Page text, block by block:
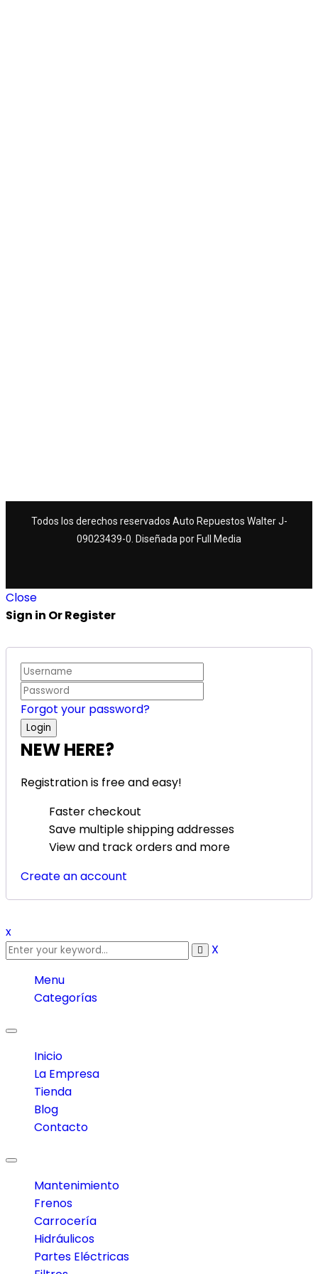
Todos los derechos reservados Auto Repuestos Walter J-
09023439-0. Diseñada por Full Media
Close
Sign in Or Register
Forgot your password?
NEW HERE?
Registration is free and easy!
Faster checkout
Save multiple shipping addresses
View and track orders and more
Create an account
x
X
Menu
Categorías
Toggle
navigation
Inicio
La Empresa
Tienda
Blog
Contacto
Toggle
navigation
Mantenimiento
Frenos
Carrocería
Hidráulicos
Partes Eléctricas